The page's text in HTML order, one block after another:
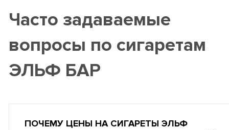
Часто задаваемые
вопросы по сигаретам
ЭЛЬФ БАР
ПОЧЕМУ ЦЕНЫ НА СИГАРЕТЫ ЭЛЬФ